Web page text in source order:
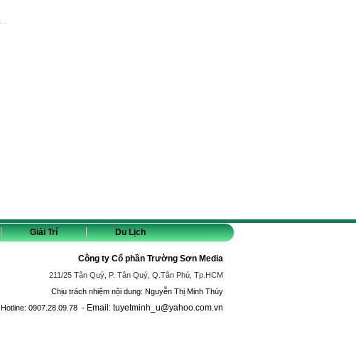
Giải Trí Du Lịch
Công ty Cổ phần Trường Sơn Media
211/25 Tân Quý, P. Tân Quý, Q.Tân Phú, Tp.HCM
Chịu trách nhiệm nội dung: Nguyễn Thị Minh Thúy
Hotline: 0907.28.09.78 - Email: tuyetminh_u@yahoo.com.vn